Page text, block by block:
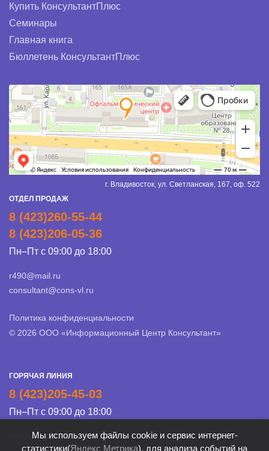
Купить КонсультантПлюс
Семинары
Главная книга
Бюллетень КонсультантПлюс
г. Владивосток, ул. Светланская, 167, оф. 522
ОТДЕЛ ПРОДАЖ
8 (423)260-55-44
8 (423)206-05-36
Пн–Пт с 09:00 до 18:00
r490@mail.ru
consultant@cons-vl.ru
Политика конфиденциальности
© 2026 ООО «Информационный Центр Консультант»
ГОРЯЧАЯ ЛИНИЯ
8 (423)205-45-03
Пн–Пт с 09:00 до 18:00
hotline@cons-vl.ru
Мы используем файлы cookie и сервис интернет-
статистики(Яндекс Метрика), для анализа событий на